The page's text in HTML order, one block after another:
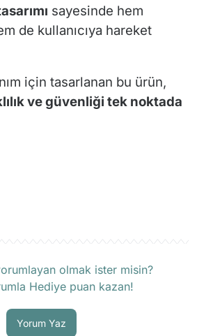
sayesinde hem
de kullanıcıya hareket
için tasarlanan bu ürün,
ve güvenliği tek noktada
olmak ister misin?
Hediye puan kazan!
Yorum Yaz